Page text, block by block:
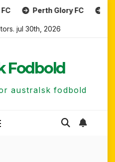
Glory FC Central
tors. jul 30th, 2026
Fodbold
australsk fodbold